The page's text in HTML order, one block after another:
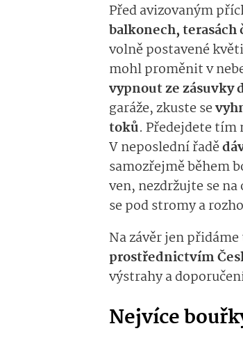
Před avizovaným
balkonech, terasách
volně postavené
mohl proměnit v
vypnout ze zásuvky
garáže, zkuste se
toků. Předejdete tím
V neposlední řadě
samozřejmě během
ven, nezdržujte se
se pod stromy a
Na závěr jen
prostřednictvím
výstrahy a
Nejvíce